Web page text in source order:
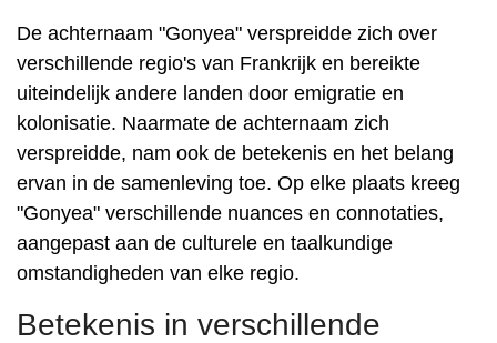
De achternaam "Gonyea" verspreidde zich over
verschillende regio's van Frankrijk en bereikte
uiteindelijk andere landen door emigratie en
kolonisatie. Naarmate de achternaam zich
verspreidde, nam ook de betekenis en het belang
ervan in de samenleving toe. Op elke plaats kreeg
"Gonyea" verschillende nuances en connotaties,
aangepast aan de culturele en taalkundige
omstandigheden van elke regio.
Betekenis in verschillende